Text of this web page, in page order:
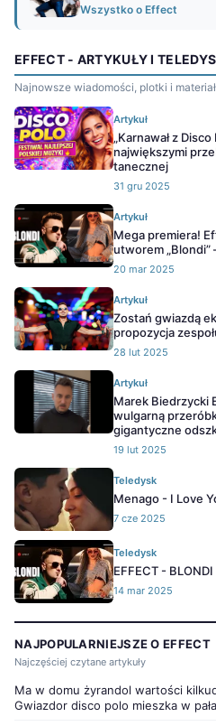
Wszystko o Effect
EFFECT - ARTYKUŁY I
Najnowsze wiadomości, plotki i
Artykuł
„Karnawał z
największymi
tanecznej
31 gru 2025
Artykuł
Mega premiera!
utworem
20 mar 2025
Artykuł
Zostań gwiazdą
propozycja
28 lut 2025
Artykuł
Marek Biedrzycki
wulgarną
gigantyczne
19 lut 2025
Teledysk
Menago - I Love
7 cze 2025
Teledysk
EFFECT - BLONDI
14 mar 2025
NAJPOPULARNIEJSZE O EFFECT
Najczęściej czytane artykuły
Ma w domu żyrandol wartości
Gwiazdor disco polo mieszka w